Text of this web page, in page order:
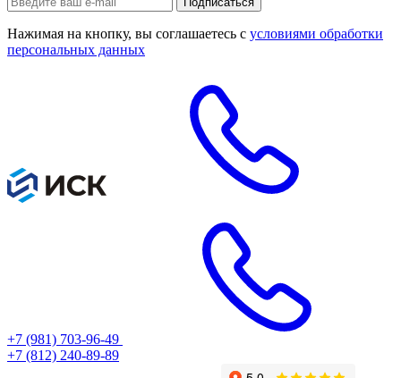
Нажимая на кнопку, вы соглашаетесь с условиями обработки
персональных данных
+7 (981) 703-96-49
+7 (812) 240-89-89